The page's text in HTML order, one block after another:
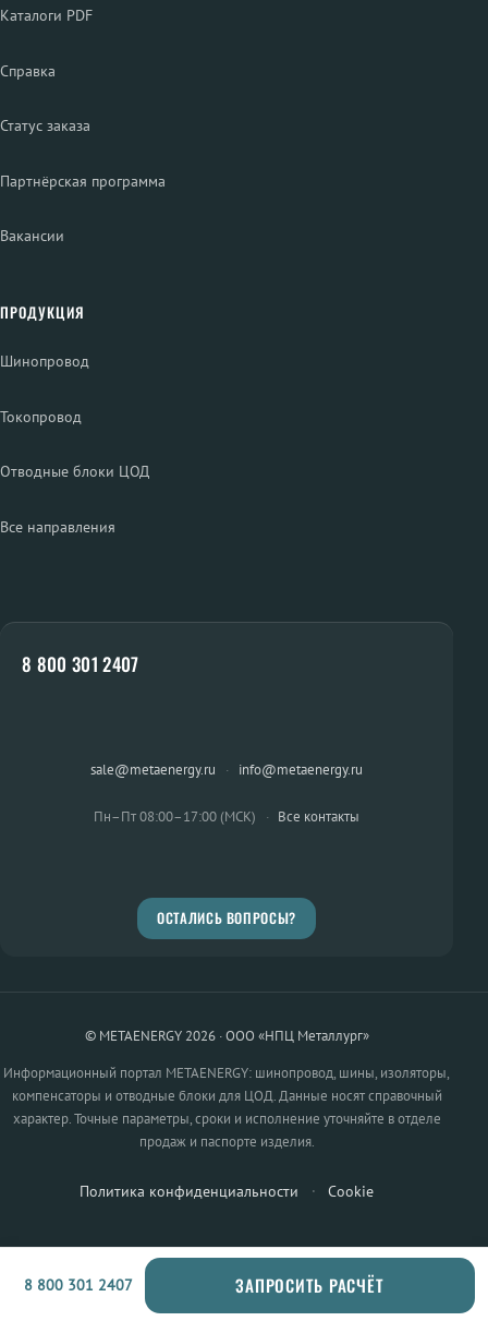
Каталоги PDF
Справка
Статус заказа
Партнёрская программа
Вакансии
ПРОДУКЦИЯ
Шинопровод
Токопровод
Отводные блоки ЦОД
Все направления
8 800 301 2407
sale@metaenergy.ru · info@metaenergy.ru
Пн–Пт 08:00–17:00 (МСК) · Все контакты
ОСТАЛИСЬ ВОПРОСЫ?
© METAENERGY 2026 · ООО «НПЦ Металлург»
Информационный портал METAENERGY: шинопровод, шины, изоляторы,
компенсаторы и отводные блоки для ЦОД. Данные носят справочный
характер. Точные параметры, сроки и исполнение уточняйте в отделе
продаж и паспорте изделия.
Политика конфиденциальности · Cookie
8 800 301 2407 ЗАПРОСИТЬ РАСЧЁТ